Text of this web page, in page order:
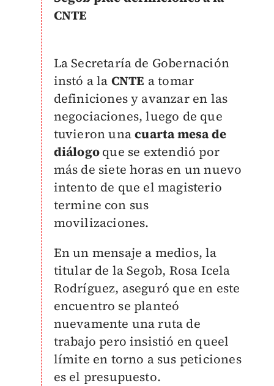
CNTE
La Secretaría de Gobernación
instó a la CNTE a tomar
definiciones y avanzar en las
negociaciones, luego de que
tuvieron unacuarta mesa de
diálogoque se extendió por
más de siete horas en un nuevo
intento de que el magisterio
termine con sus
movilizaciones.
En un mensaje a medios, la
titular de la Segob, Rosa Icela
Rodríguez, aseguró que en este
encuentro se planteó
nuevamente una ruta de
trabajo pero insistió en queel
límite en torno a sus peticiones
es el presupuesto.